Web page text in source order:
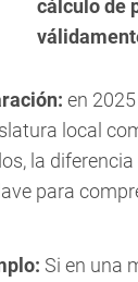
cálculo de
en
local
la
para
Si en una